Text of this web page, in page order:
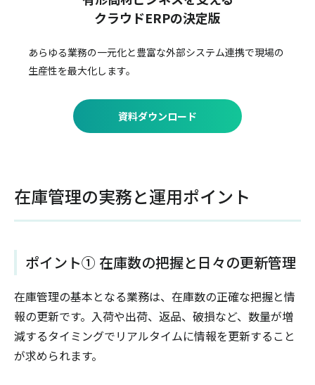
クラウドERPの決定版
あらゆる業務の一元化と豊富な外部システム連携で現場の
生産性を最大化します。
資料ダウンロード
在庫管理の実務と運用ポイント
ポイント① 在庫数の把握と日々の更新管理
在庫管理の基本となる業務は、在庫数の正確な把握と情
報の更新です。入荷や出荷、返品、破損など、数量が増
減するタイミングでリアルタイムに情報を更新すること
が求められます。